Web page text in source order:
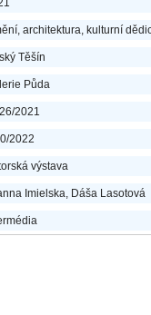
architektura, kulturní
Těšín
Půda
2021
2022
výstava
Imielska, Dáša Lasotová